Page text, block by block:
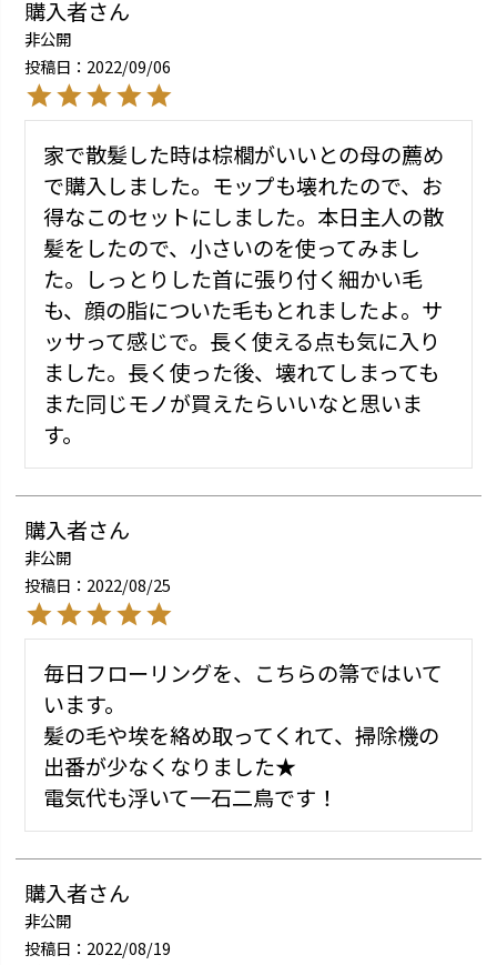
購入者
非公開
投稿日
2022/09/06
家で散髪した時は棕櫚がいいとの母の薦め
で購入しました。モップも壊れたので、お
得なこのセットにしました。本日主人の散
髪をしたので、小さいのを使ってみまし
た。しっとりした首に張り付く細かい毛
も、顔の脂についた毛もとれましたよ。サ
ッサって感じで。長く使える点も気に入り
ました。長く使った後、壊れてしまっても
また同じモノが買えたらいいなと思いま
購入者
非公開
投稿日
2022/08/25
毎日フローリングを、こちらの箒ではいて
います。
髪の毛や埃を絡め取ってくれて、掃除機の
出番が少なくなりました★
電気代も浮いて一石二鳥です！
購入者
非公開
投稿日
2022/08/19